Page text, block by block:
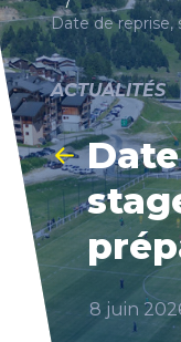
ACTUALITÉS
8 juin